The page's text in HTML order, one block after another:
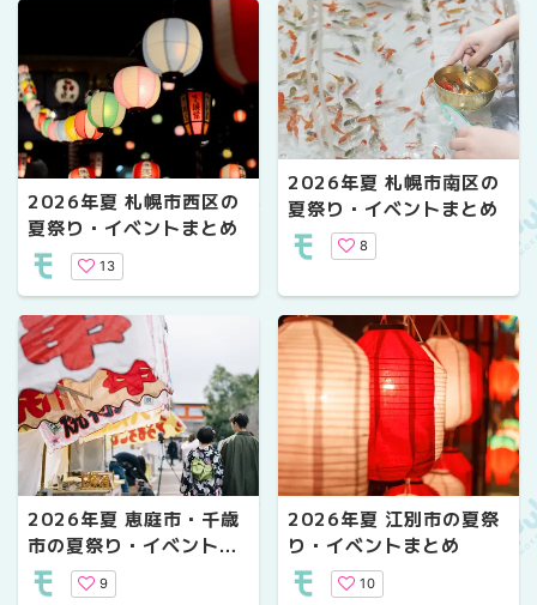
2026年夏 札幌市西区の
夏祭り・イベントまとめ
13
2026年夏 札幌市南区の
夏祭り・イベントまとめ
8
2026年夏 恵庭市・千歳
市の夏祭り・イベントま
とめ
9
2026年夏 江別市の夏祭
り・イベントまとめ
10